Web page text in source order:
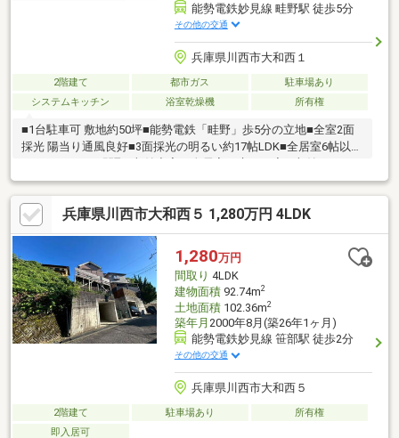
能勢電鉄妙見線 畦野駅 徒歩5分
その他の交通
兵庫県川西市大和西１
2階建て 都市ガス
駐車場あり
システムキッチン
浴室乾燥機 所有権
■1台駐車可 敷地約50坪■能勢電鉄「畦野」歩5分の立地■全室2面
採光 陽当り通風良好■3面採光の明るい約17帖LDK■全居室6帖以上
あるゆとりある間取■収納充実！全居室・床下・廊下収納、ウォ
ークインCL、パントリー■設備充実！浴室乾燥機、食洗器など■キ
ッチン横に勝手口有 ゴミの一時置きや換気に便利■お庭付！家庭
菜園やガーデニングなどにも◎■生活動線良好！お手洗い×2ヶ所■
風通しの良い2面バルコニー■モニタ付インターホン有■小学校、
スーパー、病院が徒歩10分圏内で生活便利お家探しは、『物件掲
載数No.1』のトラストホームにお任せください！ 0120-39-3909
兵庫県川西市大和西５ 1,280万円 4LDK
1,280万円
間取り 4LDK
建物面積92.74m2
土地面積102.36m2
築年月 2000年8月(築26年1ヶ月)
能勢電鉄妙見線 笹部駅 徒歩2分
その他の交通
兵庫県川西市大和西５
2階建て 駐車場あり
所有権
即入居可